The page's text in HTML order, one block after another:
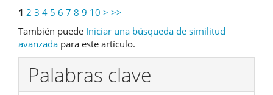
1 2 3 4 5 6 7 8 9 10 > >>
También puede Iniciar una búsqueda de similitud
avanzada para este artículo.
Palabras clave